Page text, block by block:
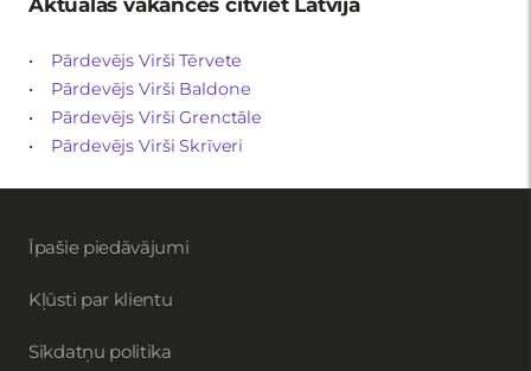
Aktuālās vakances citviet Latvijā
• Pārdevējs Virši Tērvete
•
Pārdevējs Virši Baldone
•
Pārdevējs Virši Grenctāle
• Pārdevējs Virši Skrīveri
Īpašie piedāvājumi
Kļūsti par klientu
Sīkdatņu politika